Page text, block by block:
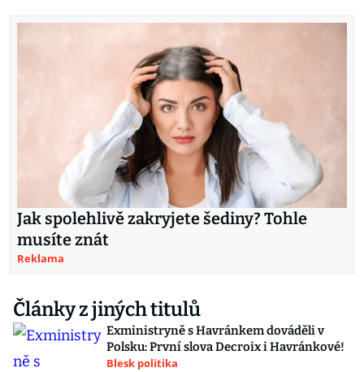
Jak spolehlivě zakryjete šediny? Tohle
musíte znát
Reklama
Články z jiných titulů
Exministryně s Havránkem dováděli v
Polsku: První slova Decroix i Havránkové!
Blesk politika